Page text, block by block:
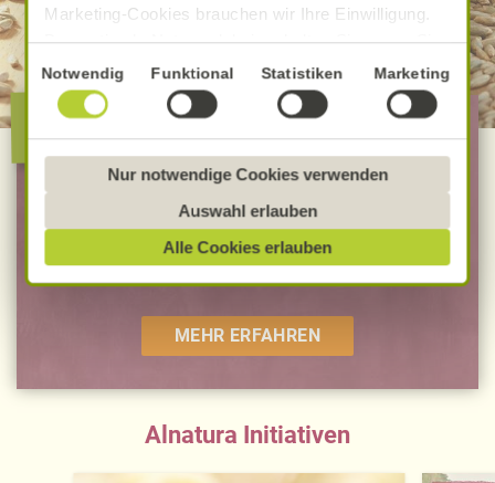
Marketing-Cookies brauchen wir Ihre Einwilligung.
Das optimale Nutzererlebnis erhalten Sie, wenn Sie
„Alle Cookies erlauben“ anklicken. Ihre Einwilligung
umfasst in diesem Fall auch den Einsatz von
Dienstleistern in Drittländern, die kein mit der EU
Sofern personenbezogene Daten dorthin übermittelt
werden, besteht das Risiko, dass diese erfasst und
analysiert werden und Betroffenenrechte nicht
durchgesetzt werden könnten. Sie können jederzeit
Ihre Einwilligung zur Datenverarbeitung und
Ausführliche Informationen finden Sie in unserer
Datenschutzerklärung.
Einwilligungsauswahl
Notwendig Funktional Statistiken Marketing
Alle Cookies erlauben
Auswahl erlauben
Nur notwendige Cookies verwenden
Die besondere Alnatura
Qualität
100 % Bio-Lebensmittel
Bevorzugt Bio-Verbandsware
unabhängig geprüfte Rezepturen
MEHR ERFAHREN
Alnatura Initiativen